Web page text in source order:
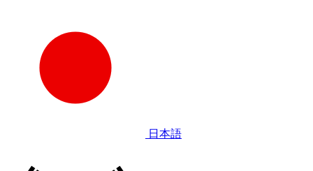
日本語